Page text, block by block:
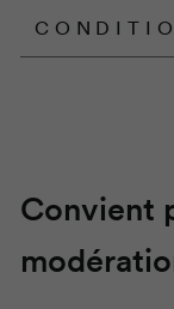
Convient